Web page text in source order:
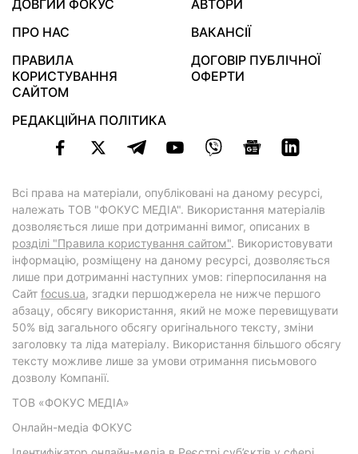
ДОВГИЙ ФОКУС
АВТОРИ
ПРО НАС
ВАКАНСІЇ
ПРАВИЛА
КОРИСТУВАННЯ
САЙТОМ
ДОГОВІР ПУБЛІЧНОЇ
ОФЕРТИ
РЕДАКЦІЙНА ПОЛІТИКА
Всі права на матеріали, опубліковані на даному ресурсі,
належать ТОВ "ФОКУС МЕДІА". Використання матеріалів
дозволяється лише при дотриманні вимог, описаних в
розділі "Правила користування сайтом". Використовувати
інформацію, розміщену на даному ресурсі, дозволяється
лише при дотриманні наступних умов: гіперпосилання на
Cайт focus.ua, згадки першоджерела не нижче першого
абзацу, обсягу використання, який не може перевищувати
50% від загального обсягу оригінального тексту, зміни
заголовку та ліда матеріалу. Використання більшого обсягу
тексту можливе лише за умови отримання письмового
дозволу Компанії.
ТОВ «ФОКУС МЕДІА»
Онлайн-медіа ФОКУС